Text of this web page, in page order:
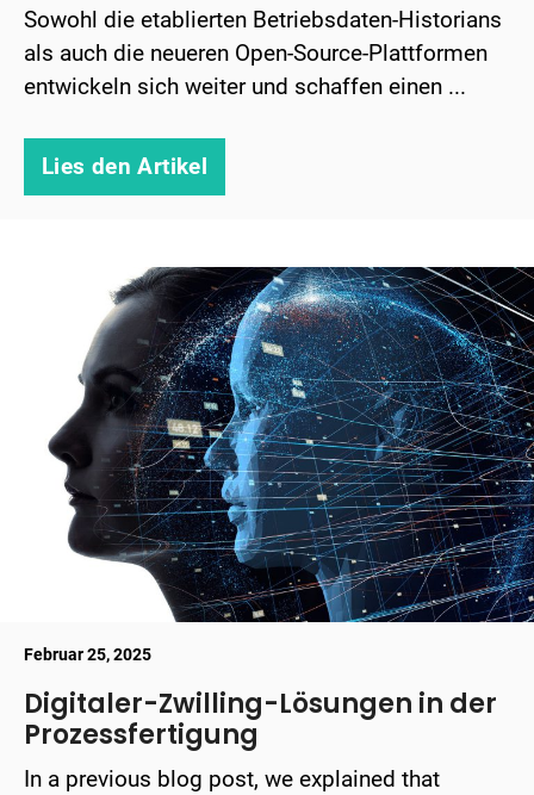
Sowohl die etablierten Betriebsdaten-Historians
als auch die neueren Open-Source-Plattformen
entwickeln sich weiter und schaffen einen ...
Lies den Artikel
Februar 25, 2025
Digitaler-Zwilling-Lösungen in der
Prozessfertigung
In a previous blog post, we explained that